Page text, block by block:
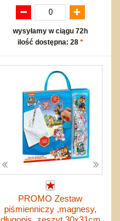
wysyłamy w ciągu 72h
ilość dostępna: 28 *
PROMO Zestaw
piśmienniczy ,magnesy,